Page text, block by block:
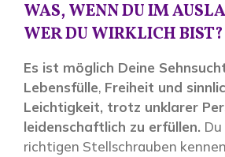
WAS, WENN DU IM
WER DU WIRKLICH BIST?
Es ist möglich Deine
Lebensfülle, Freiheit und
Leichtigkeit, trotz unklarer
leidenschaftlich zu erfüllen.
richtigen Stellschrauben